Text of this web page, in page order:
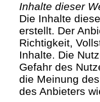
Inhalte dieser
Die Inhalte
erstellt. Der
Richtigkeit,
Inhalte. Die
Gefahr des
die Meinung
des Anbieters